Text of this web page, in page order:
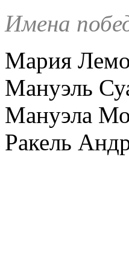
Имена
Мария
Мануэль
Мануэла
Ракель